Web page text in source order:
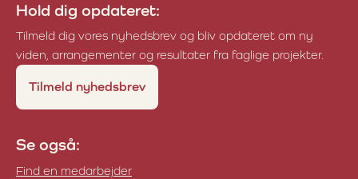
Hold dig opdateret:
Tilmeld dig vores nyhedsbrev og bliv opdateret om ny
viden, arrangementer og resultater fra faglige projekter.
Tilmeld nyhedsbrev
Se også:
Find en medarbejder